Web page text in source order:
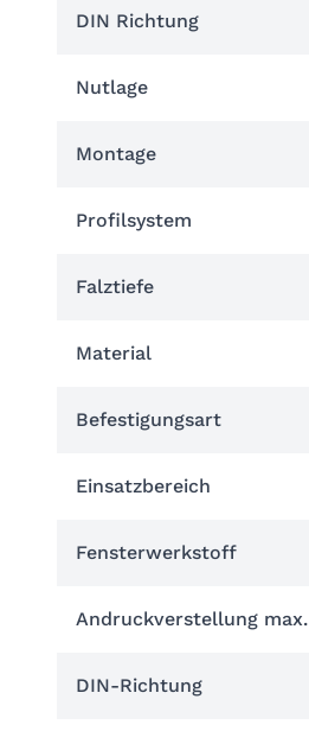
DIN Richtung
Nutlage
Montage
Profilsystem
Falztiefe
Material
Befestigungsart
Einsatzbereich
Fensterwerkstoff
Andruckverstellung max.
DIN-Richtung